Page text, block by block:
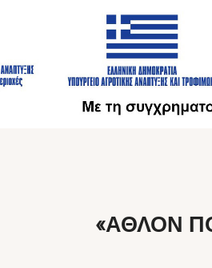
«ΑΘΛΟΝ